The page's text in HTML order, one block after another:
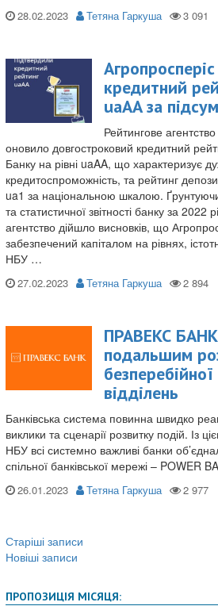
28.02.2023 Тетяна Гаркуша
кредитний
uaAA за
Рейтингове
оновило довгостроковий кредитний
Банку на рівні uaAA, що характеризує
кредитоспроможність, та рейтинг
ua1 за національною шкалою.
та статистичної звітності банку за 2022
агентство дійшло висновків, що
забезпечений капіталом на рівнях,
НБУ …
27.02.2023 Тетяна Гаркуша
ПРАВЕКС
подальшим
відділень
Банківська система повинна швидко
виклики та сценарії розвитку подій. Із
НБУ всі системно важливі банки
спільної банківської мережі – POWER
26.01.2023 Тетяна Гаркуша
Навігація
записів
Старіші записи
Новіші записи
ПРОПОЗИЦІЯ МІСЯЦЯ: